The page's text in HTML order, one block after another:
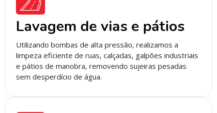
Lavagem de vias e pátios
Utilizando bombas de alta pressão, realizamos a
limpeza eficiente de ruas, calçadas, galpões industriais
e pátios de manobra, removendo sujeiras pesadas
sem desperdício de água.